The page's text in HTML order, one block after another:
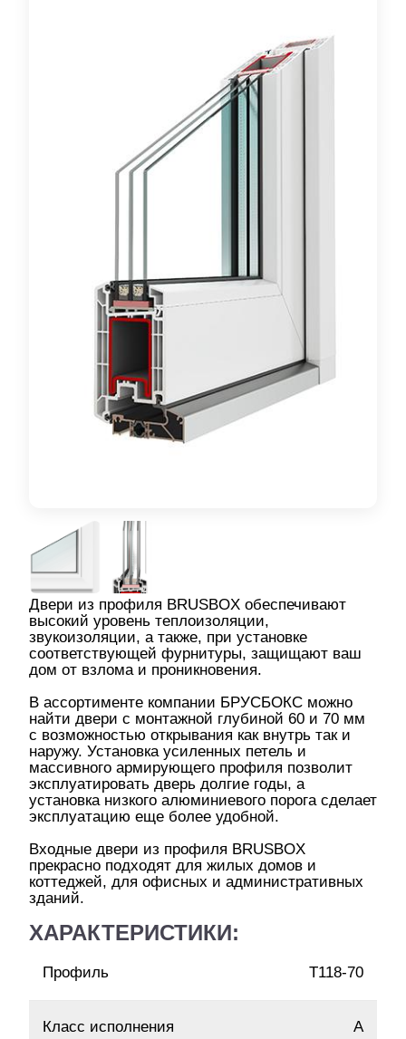
Двери из профиля BRUSBOX обеспечивают
высокий уровень теплоизоляции,
звукоизоляции, а также, при установке
соответствующей фурнитуры, защищают ваш
дом от взлома и проникновения.
В ассортименте компании БРУСБОКС можно
найти двери с монтажной глубиной 60 и 70 мм
с возможностью открывания как внутрь так и
наружу. Установка усиленных петель и
массивного армирующего профиля позволит
эксплуатировать дверь долгие годы, а
установка низкого алюминиевого порога сделает
эксплуатацию еще более удобной.
Входные двери из профиля BRUSBOX
прекрасно подходят для жилых домов и
коттеджей, для офисных и административных
зданий.
ХАРАКТЕРИСТИКИ:
Профиль Т118-70
Класс исполнения A